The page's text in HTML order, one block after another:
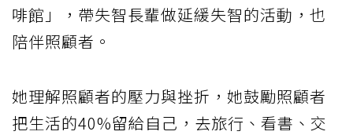
啡館」，帶失智長輩做延緩失智的活動，也
陪伴照顧者。
她理解照顧者的壓力與挫折，她鼓勵照顧者
把生活的40%留給自己，去旅行、看書、交